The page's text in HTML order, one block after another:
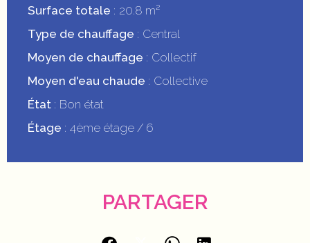
Surface totale
20.8 m²
Type de chauffage
Central
Moyen de chauffage
Collectif
Moyen d'eau chaude
Collective
État
Bon état
Étage
4ème étage / 6
PARTAGER